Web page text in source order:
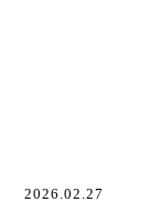
2026.02.27